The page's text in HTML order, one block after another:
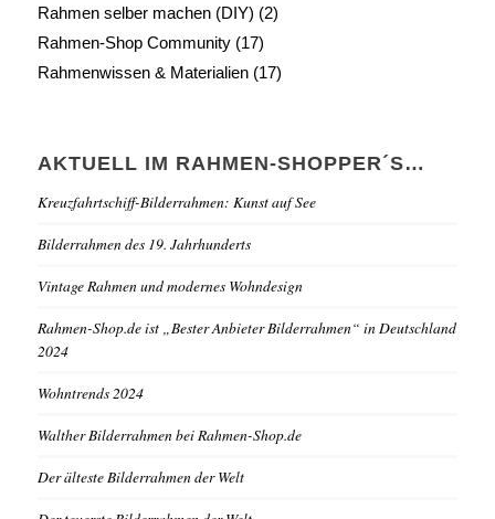
Rahmen selber machen (DIY) (2)
Rahmen-Shop Community(17)
Rahmenwissen & Materialien(17)
AKTUELL IM RAHMEN-SHOPPER´S…
Kreuzfahrtschiff-Bilderrahmen: Kunst auf See
Bilderrahmen des 19. Jahrhunderts
Vintage Rahmen und modernes Wohndesign
Rahmen-Shop.de ist „Bester Anbieter Bilderrahmen“ in Deutschland
2024
Wohntrends 2024
Walther Bilderrahmen bei Rahmen-Shop.de
Der älteste Bilderrahmen der Welt